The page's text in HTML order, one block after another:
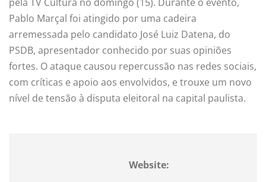
Pablo Marçal foi atingido por uma cadeira
arremessada pelo candidato José Luiz Datena, do
PSDB, apresentador conhecido por suas opiniões
fortes. O ataque causou repercussão nas redes sociais,
com críticas e apoio aos envolvidos, e trouxe um novo
nível de tensão à disputa eleitoral na capital paulista.
Website: